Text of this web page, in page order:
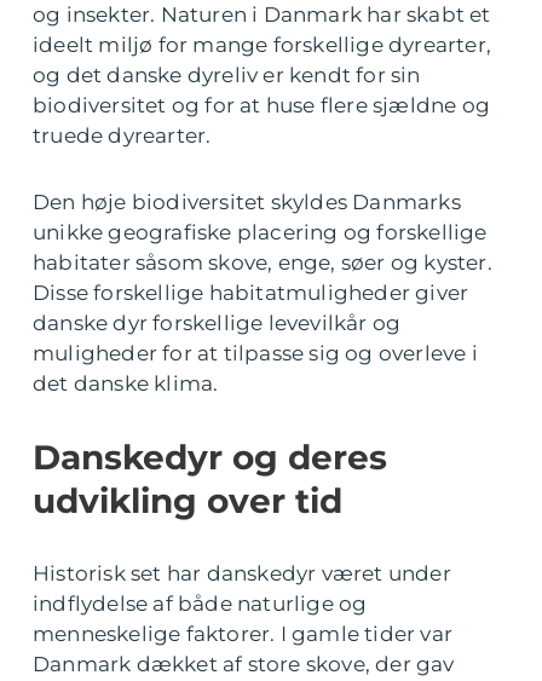
og insekter. Naturen i Danmark har skabt et
ideelt miljø for mange forskellige dyrearter,
og det danske dyreliv er kendt for sin
biodiversitet og for at huse flere sjældne og
truede dyrearter.
Den høje biodiversitet skyldes Danmarks
unikke geografiske placering og forskellige
habitater såsom skove, enge, søer og kyster.
Disse forskellige habitatmuligheder giver
danske dyr forskellige levevilkår og
muligheder for at tilpasse sig og overleve i
det danske klima.
Danskedyr og deres
udvikling over tid
Historisk set har danskedyr været under
indflydelse af både naturlige og
menneskelige faktorer. I gamle tider var
Danmark dækket af store skove, der gav